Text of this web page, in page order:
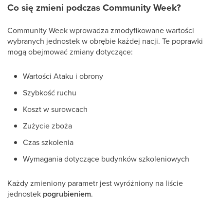
Co się zmieni podczas Community Week?
Community Week wprowadza zmodyfikowane wartości
wybranych jednostek w obrębie każdej nacji. Te poprawki
mogą obejmować zmiany dotyczące:
Wartości Ataku i obrony
Szybkość ruchu
Koszt w surowcach
Zużycie zboża
Czas szkolenia
Wymagania dotyczące budynków szkoleniowych
Każdy zmieniony parametr jest wyróżniony na liście
jednostek pogrubieniem.